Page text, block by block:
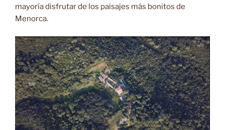
mayoría disfrutar de los paisajes más bonitos de
Menorca.